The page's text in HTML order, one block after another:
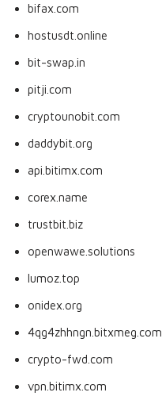
bifax.com
hostusdt.online
bit-swap.in
pitji.com
cryptounobit.com
daddybit.org
api.bitimx.com
corex.name
trustbit.biz
openwawe.solutions
lumoz.top
onidex.org
4qg4zhhngn.bitxmeg.com
crypto-fwd.com
vpn.bitimx.com